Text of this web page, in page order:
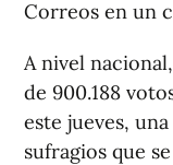
Correos en un
A nivel
de 900.188
este jueves,
sufragios que